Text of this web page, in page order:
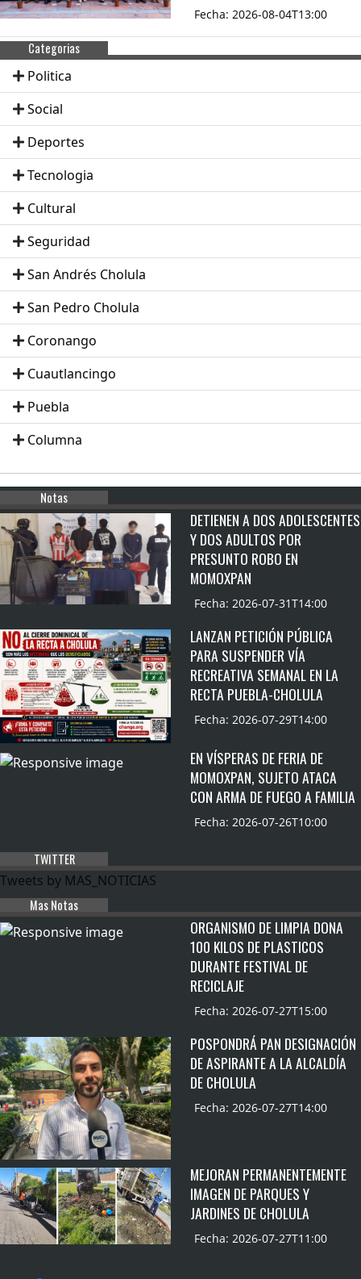
Fecha: 2026-08-04T13:00
Categorias
Politica
Social
Deportes
Tecnologia
Cultural
Seguridad
San Andrés Cholula
San Pedro Cholula
Coronango
Cuautlancingo
Puebla
Columna
Notas
DETIENEN A DOS ADOLESCENTES
Y DOS ADULTOS POR
PRESUNTO ROBO EN
MOMOXPAN
Fecha: 2026-07-31T14:00
LANZAN PETICIÓN PÚBLICA
PARA SUSPENDER VÍA
RECREATIVA SEMANAL EN LA
RECTA PUEBLA-CHOLULA
Fecha: 2026-07-29T14:00
EN VÍSPERAS DE FERIA DE
MOMOXPAN, SUJETO ATACA
CON ARMA DE FUEGO A FAMILIA
Fecha: 2026-07-26T10:00
TWITTER
Tweets by MAS_NOTICIAS
Mas Notas
ORGANISMO DE LIMPIA DONA
100 KILOS DE PLASTICOS
DURANTE FESTIVAL DE
RECICLAJE
Fecha: 2026-07-27T15:00
POSPONDRÁ PAN DESIGNACIÓN
DE ASPIRANTE A LA ALCALDÍA
DE CHOLULA
Fecha: 2026-07-27T14:00
MEJORAN PERMANENTEMENTE
IMAGEN DE PARQUES Y
JARDINES DE CHOLULA
Fecha: 2026-07-27T11:00